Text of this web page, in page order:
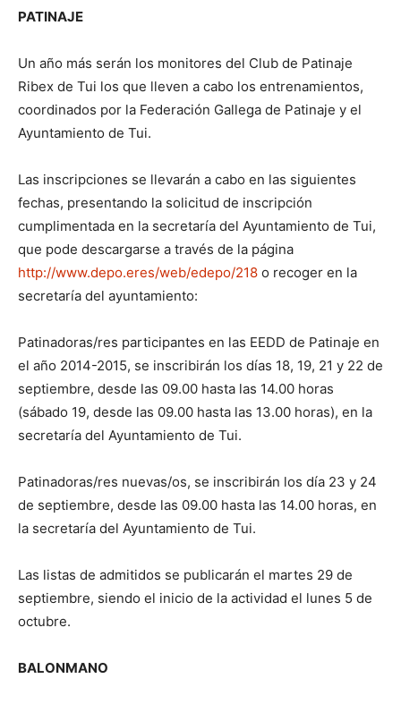
PATINAJE
Un año más serán los monitores del Club de Patinaje
Ribex de Tui los que lleven a cabo los entrenamientos,
coordinados por la Federación Gallega de Patinaje y el
Ayuntamiento de Tui.
Las inscripciones se llevarán a cabo en las siguientes
fechas, presentando la solicitud de inscripción
cumplimentada en la secretaría del Ayuntamiento de Tui,
que pode descargarse a través de la página
http://www.depo.eres/web/edepo/218 o recoger en la
secretaría del ayuntamiento:
Patinadoras/res participantes en las EEDD de Patinaje en
el año 2014-2015, se inscribirán los días 18, 19, 21 y 22 de
septiembre, desde las 09.00 hasta las 14.00 horas
(sábado 19, desde las 09.00 hasta las 13.00 horas), en la
secretaría del Ayuntamiento de Tui.
Patinadoras/res nuevas/os, se inscribirán los día 23 y 24
de septiembre, desde las 09.00 hasta las 14.00 horas, en
la secretaría del Ayuntamiento de Tui.
Las listas de admitidos se publicarán el martes 29 de
septiembre, siendo el inicio de la actividad el lunes 5 de
octubre.
BALONMANO